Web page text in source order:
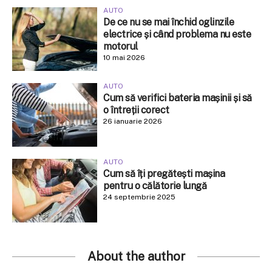
AUTO
De ce nu se mai închid oglinzile
electrice și când problema nu este
motorul
10 mai 2026
AUTO
Cum să verifici bateria mașinii și să
o întreții corect
26 ianuarie 2026
AUTO
Cum să îți pregătești mașina
pentru o călătorie lungă
24 septembrie 2025
About the author